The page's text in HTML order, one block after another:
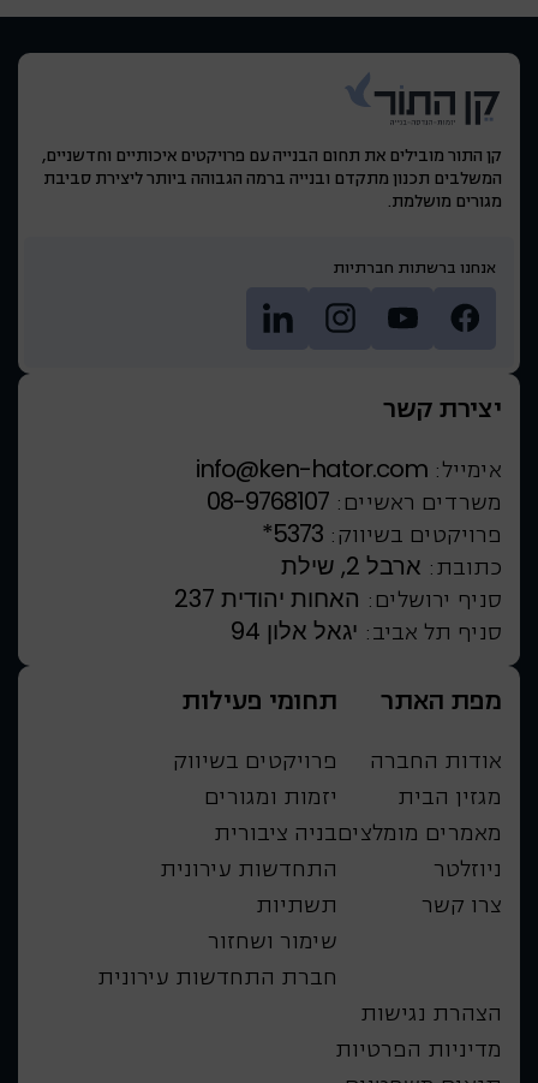
קן התור מובילים את תחום הבנייה עם פרויקטים איכותיים וחדשניים,
המשלבים תכנון מתקדם ובנייה ברמה הגבוהה ביותר ליצירת סביבת
מגורים מושלמת.
אנחנו ברשתות חברתיות
יצירת קשר
אימייל: info@ken-hator.com
משרדים ראשיים: 08-9768107
פרויקטים בשיווק: *5373
כתובת: ארבל 2, שילת
סניף ירושלים: האחות יהודית 237
סניף תל אביב: יגאל אלון 94
מפת האתר
אודות החברה
מגזין הבית
מאמרים מומלצים
ניוזלטר
צרו קשר
תחומי פעילות
פרויקטים בשיווק
יזמות ומגורים
בניה ציבורית
התחדשות עירונית
תשתיות
שימור ושחזור
חברת התחדשות עירונית
הצהרת נגישות
מדיניות הפרטיות